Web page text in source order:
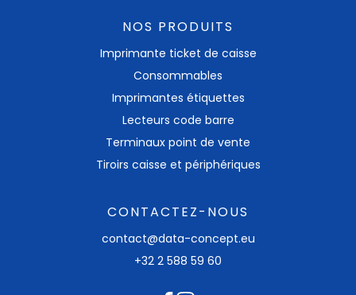
NOS PRODUITS
Imprimante ticket​ de caisse
Consommables
Imprimantes étiquettes
Lecteurs code barre
Terminaux point de vente
Tiroirs caisse et périphériques
CONTACTEZ-NOUS
contact@data-concept.eu
+32 2 588 59 60